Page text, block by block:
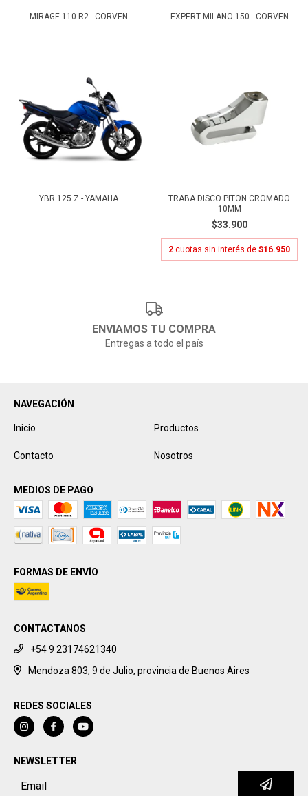
MIRAGE 110 R2 - CORVEN EXPERT MILANO 150 - CORVEN
YBR 125 Z - YAMAHA
TRABA DISCO PITON CROMADO
10MM
$33.900
2 cuotas sin interés de $16.950
ENVIAMOS TU COMPRA
Entregas a todo el país
NAVEGACIÓN
Inicio Productos
Contacto Nosotros
MEDIOS DE PAGO
FORMAS DE ENVÍO
CONTACTANOS
+54 9 23174621340
Mendoza 803, 9 de Julio, provincia de Buenos Aires
REDES SOCIALES
NEWSLETTER